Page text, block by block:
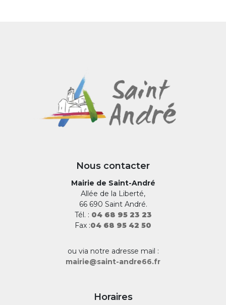
Nous contacter
Mairie de Saint-André
Allée de la Liberté,
66 690 Saint André.
Tél. : 04 68 95 23 23
Fax :04 68 95 42 50
ou via notre adresse mail :
mairie@saint-andre66.fr
Horaires